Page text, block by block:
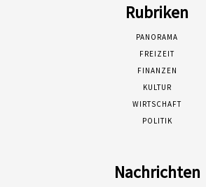
Rubriken
PANORAMA
FREIZEIT
FINANZEN
KULTUR
WIRTSCHAFT
POLITIK
Nachrichten